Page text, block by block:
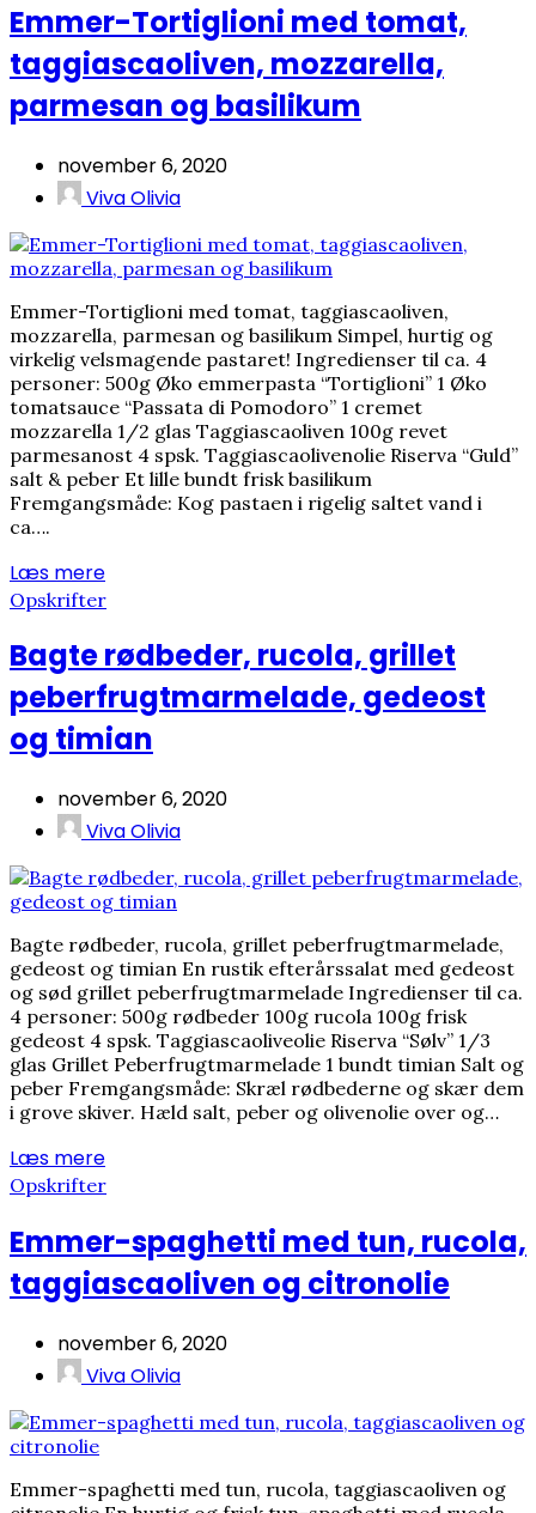
Emmer-Tortiglioni med tomat,
taggiascaoliven, mozzarella,
parmesan og basilikum
november 6, 2020
Viva Olivia
Emmer-Tortiglioni med tomat, taggiascaoliven,
mozzarella, parmesan og basilikum Simpel, hurtig og
virkelig velsmagende pastaret! Ingredienser til ca. 4
personer: 500g Øko emmerpasta “Tortiglioni” 1 Øko
tomatsauce “Passata di Pomodoro” 1 cremet
mozzarella 1/2 glas Taggiascaoliven 100g revet
parmesanost 4 spsk. Taggiascaolivenolie Riserva “Guld”
salt & peber Et lille bundt frisk basilikum
Fremgangsmåde: Kog pastaen i rigelig saltet vand i
ca….
Læs mere
Opskrifter
Bagte rødbeder, rucola, grillet
peberfrugtmarmelade, gedeost
og timian
november 6, 2020
Viva Olivia
Bagte rødbeder, rucola, grillet peberfrugtmarmelade,
gedeost og timian En rustik efterårssalat med gedeost
og sød grillet peberfrugtmarmelade Ingredienser til ca.
4 personer: 500g rødbeder 100g rucola 100g frisk
gedeost 4 spsk. Taggiascaoliveolie Riserva “Sølv” 1/3
glas Grillet Peberfrugtmarmelade 1 bundt timian Salt og
peber Fremgangsmåde: Skræl rødbederne og skær dem
i grove skiver. Hæld salt, peber og olivenolie over og…
Læs mere
Opskrifter
Emmer-spaghetti med tun, rucola,
taggiascaoliven og citronolie
november 6, 2020
Viva Olivia
Emmer-spaghetti med tun, rucola, taggiascaoliven og